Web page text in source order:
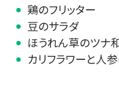
鶏のフリッター
豆のサラダ
ほうれん草のツナ
カリフラワーと人